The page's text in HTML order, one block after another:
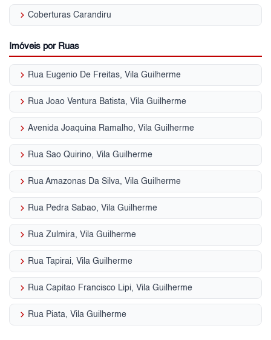
keyboard_arrow_right Coberturas Carandiru
Imóveis por Ruas
keyboard_arrow_right Rua Eugenio De Freitas, Vila Guilherme
keyboard_arrow_right Rua Joao Ventura Batista, Vila Guilherme
keyboard_arrow_right Avenida Joaquina Ramalho, Vila Guilherme
keyboard_arrow_right Rua Sao Quirino, Vila Guilherme
keyboard_arrow_right Rua Amazonas Da Silva, Vila Guilherme
keyboard_arrow_right Rua Pedra Sabao, Vila Guilherme
keyboard_arrow_right Rua Zulmira, Vila Guilherme
keyboard_arrow_right Rua Tapirai, Vila Guilherme
keyboard_arrow_right Rua Capitao Francisco Lipi, Vila Guilherme
keyboard_arrow_right Rua Piata, Vila Guilherme